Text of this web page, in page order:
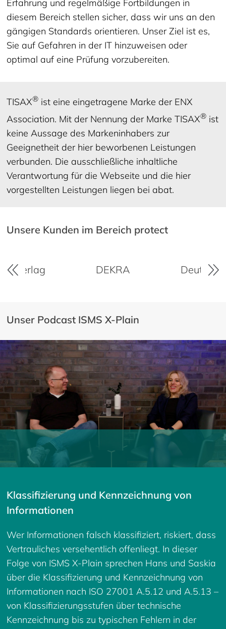
Erfahrung und regelmäßige Fortbildungen in
diesem Bereich stellen sicher, dass wir uns an den
gängigen Standards orientieren. Unser Ziel ist es,
Sie auf Gefahren in der IT hinzuweisen oder
optimal auf eine Prüfung vorzubereiten.
TISAX® ist eine eingetragene Marke der ENX
Association. Mit der Nennung der Marke TISAX® ist
keine Aussage des Markeninhabers zur
Geeignetheit der hier beworbenen Leistungen
verbunden. Die ausschließliche inhaltliche
Verantwortung für die Webseite und die hier
vorgestellten Leistungen liegen bei abat.
Unsere Kunden im Bereich protect
Deutsches Jugendherbergswerk
Unser Podcast ISMS X-Plain
Klassifizierung und Kennzeichnung von
Informationen
Wer Informationen falsch klassifiziert, riskiert, dass
Vertrauliches versehentlich offenliegt. In dieser
Folge von ISMS X-Plain sprechen Hans und Saskia
über die Klassifizierung und Kennzeichnung von
Informationen nach ISO 27001 A.5.12 und A.5.13 –
von Klassifizierungsstufen über technische
Kennzeichnung bis zu typischen Fehlern in der